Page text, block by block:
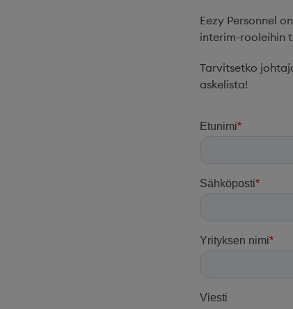
Eezy Personnel
interim-rooleihin
Tarvitsetko
askelista!